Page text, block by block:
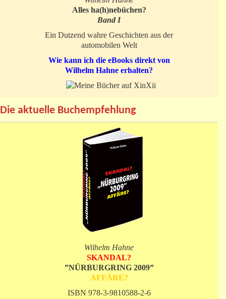
Alles ha(h)nebüchen?
Band I
Ein Dutzend wahre Geschichten aus der
automobilen Welt
Wie kann ich die eBooks direkt von
Wilhelm Hahne erhalten?
Die aktuelle Buchempfehlung
Wilhelm Hahne
SKANDAL?
”NÜRBURGRING 2009”
AFFÄRE?
ISBN 978-3-9810588-2-6